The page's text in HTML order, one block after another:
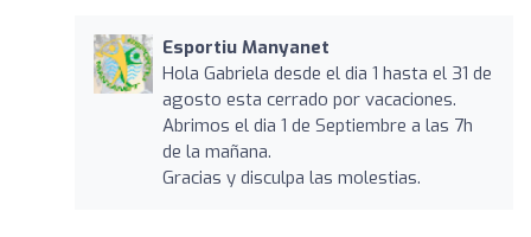
Esportiu Manyanet
Hola Gabriela desde el dia 1 hasta el 31 de
agosto esta cerrado por vacaciones.
Abrimos el dia 1 de Septiembre a las 7h
de la mañana.
Gracias y disculpa las molestias.